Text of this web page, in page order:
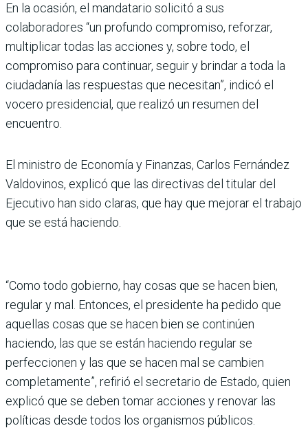
En la ocasión, el mandatario solicitó a sus
colaboradores “un profundo compromiso, reforzar,
multiplicar todas las acciones y, sobre todo, el
compromiso para continuar, seguir y brindar a toda la
ciudadanía las respuestas que necesitan”, indicó el
vocero presidencial, que realizó un resumen del
encuentro.
El ministro de Economía y Finanzas, Car­los Fernández
Valdovinos, explicó que las directivas del titular del
Ejecutivo han sido claras, que hay que mejorar el trabajo
que se está haciendo.
“Como todo gobierno, hay cosas que se hacen bien,
regular y mal. Entonces, el pre­sidente ha pedido que
aquellas cosas que se hacen bien se continúen
haciendo, las que se están haciendo regular se
perfeccionen y las que se hacen mal se cambien
completa­mente”, refirió el secretario de Estado, quien
explicó que se deben tomar acciones y reno­var las
políticas desde todos los organismos públicos.